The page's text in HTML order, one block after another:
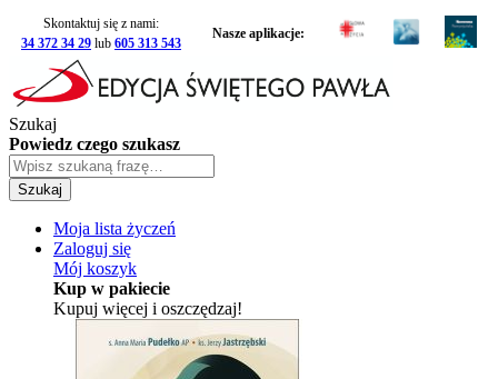
Skontaktuj się z nami:
34 372 34 29 lub 605 313 543
Nasze aplikacje:
Szukaj
Powiedz czego szukasz
Szukaj
Moja lista życzeń
Zaloguj się
Mój koszyk
Kup w pakiecie
Kupuj więcej i oszczędzaj!